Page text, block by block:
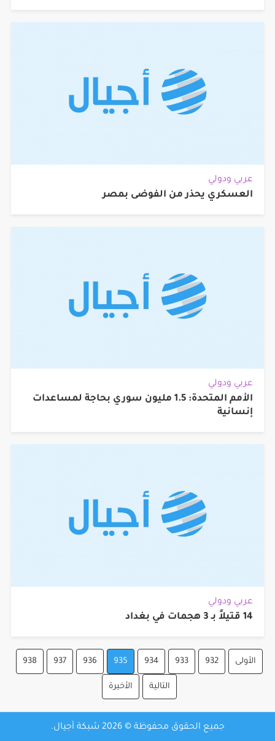
عربي ودولي
العسكري يحذر من الفوضى بمصر
عربي ودولي
الأمم المتحدة: 1.5 مليون سوري بحاجة لمساعدات
إنسانية
عربي ودولي
14 قتيلاً بـ 3 هجمات في بغداد
الأولى 932
933
934
935
936
937
938
التالية الأخيرة
جميع الحقوق محفوظة © 2026 شبكة أجيال.